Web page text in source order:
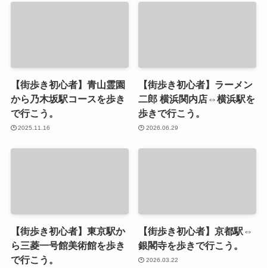
【街歩き初心者】青山霊園
から乃木坂駅コースを歩き
で行こう。
2025.11.16
【街歩き初心者】ラーメン
二郎 横浜関内店⇔横浜駅を
歩きで行こう。
2026.06.29
【街歩き初心者】東京駅か
ら三菱一号館美術館を歩き
で行こう。
【街歩き初心者】京都駅⇔
銀閣寺を歩きで行こう。
2026.03.22